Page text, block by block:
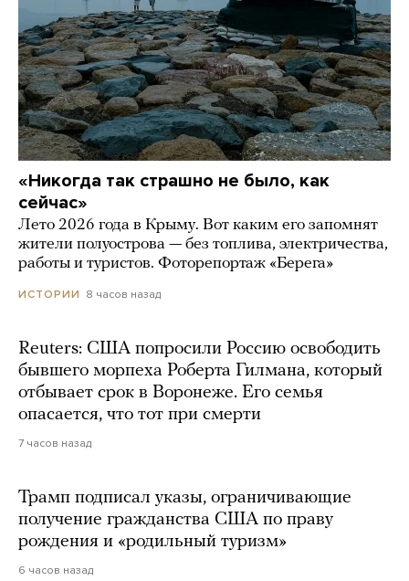
«Никогда так страшно не было, как
сейчас»
Лето 2026 года в Крыму. Вот каким его запомнят
жители полуострова — без топлива, электричества,
работы и туристов. Фоторепортаж «Берега»
ИСТОРИИ 8 часов назад
Reuters: США попросили Россию освободить
бывшего морпеха Роберта Гилмана, который
отбывает срок в Воронеже. Его семья
опасается, что тот при смерти
7 часов назад
Трамп подписал указы, ограничивающие
получение гражданства США по праву
рождения и «родильный туризм»
6 часов назад